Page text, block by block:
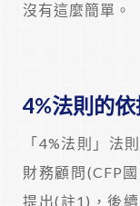
沒有這麼簡單。
4%法則的
「4%法則」法
財務顧問(CFP
提出(註1)，後